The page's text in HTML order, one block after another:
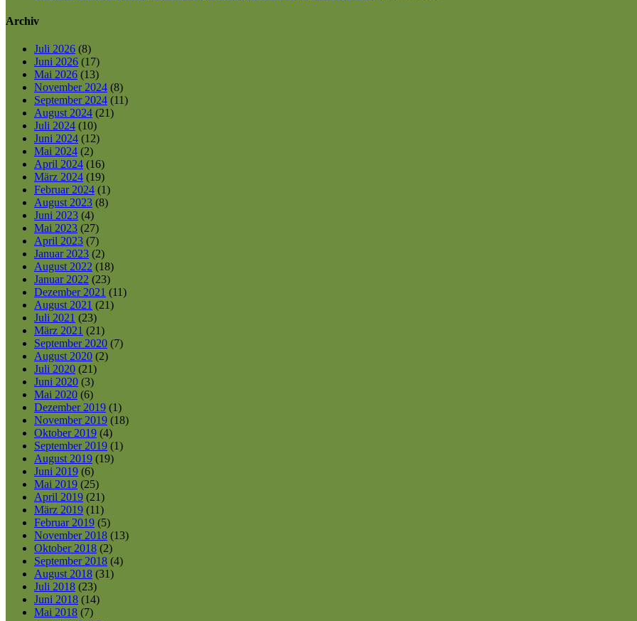
Archiv
Juli 2026 (8)
Juni 2026 (17)
Mai 2026 (13)
November 2024 (8)
September 2024 (11)
August 2024 (21)
Juli 2024 (10)
Juni 2024 (12)
Mai 2024 (2)
April 2024 (16)
März 2024 (19)
Februar 2024 (1)
August 2023 (8)
Juni 2023 (4)
Mai 2023 (27)
April 2023 (7)
Januar 2023 (2)
August 2022 (18)
Januar 2022 (23)
Dezember 2021 (11)
August 2021 (21)
Juli 2021 (23)
März 2021 (21)
September 2020 (7)
August 2020 (2)
Juli 2020 (21)
Juni 2020 (3)
Mai 2020 (6)
Dezember 2019 (1)
November 2019 (18)
Oktober 2019 (4)
September 2019 (1)
August 2019 (19)
Juni 2019 (6)
Mai 2019 (25)
April 2019 (21)
März 2019 (11)
Februar 2019 (5)
November 2018 (13)
Oktober 2018 (2)
September 2018 (4)
August 2018 (31)
Juli 2018 (23)
Juni 2018 (14)
Mai 2018 (7)